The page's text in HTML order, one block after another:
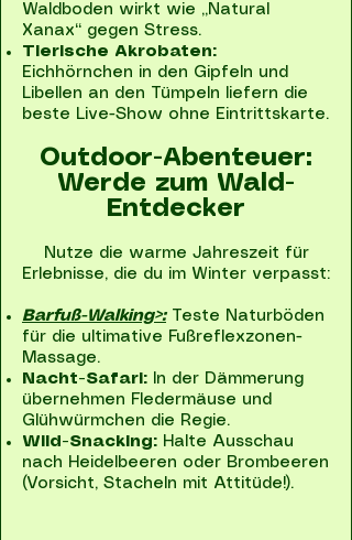
Waldboden wirkt wie „Natural
Xanax“ gegen Stress.
Tierische Akrobaten:
Eichhörnchen in den Gipfeln und
Libellen an den Tümpeln liefern die
beste Live-Show ohne Eintrittskarte.
Outdoor-Abenteuer:
Werde zum Wald-
Entdecker
Nutze die warme Jahreszeit für
Erlebnisse, die du im Winter verpasst:
Barfuß-Walking>:Teste Naturböden
für die ultimative Fußreflexzonen-
Massage.
Nacht-Safari: In der Dämmerung
übernehmen Fledermäuse und
Glühwürmchen die Regie.
Wild-Snacking: Halte Ausschau
nach Heidelbeeren oder Brombeeren
(Vorsicht, Stacheln mit Attitüde!).